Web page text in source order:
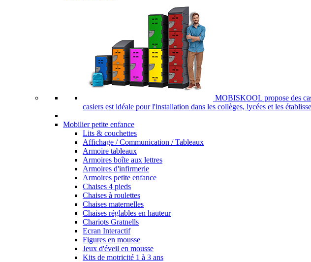
MOBISKOOL propose des
casiers est idéale pour l'installation dans les collèges, lycées et les
Mobilier petite enfance
Lits & couchettes
Affichage / Communication / Tableaux
Armoire tableaux
Armoires boîte aux lettres
Armoires d'infirmerie
Armoires petite enfance
Chaises 4 pieds
Chaises à roulettes
Chaises maternelles
Chaises réglables en hauteur
Chariots Gratnells
Ecran Interactif
Figures en mousse
Jeux d'éveil en mousse
Kits de motricité 1 à 3 ans